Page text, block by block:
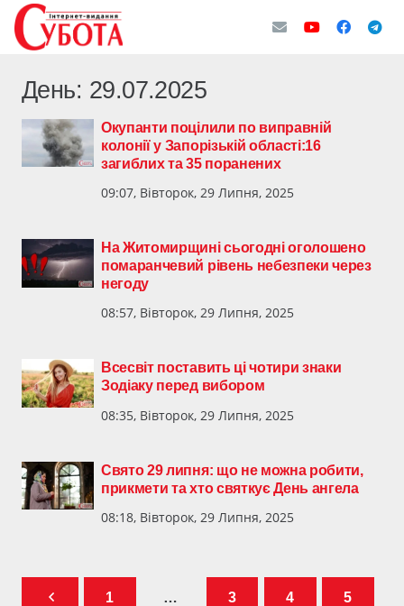
День: 29.07.2025
Окупанти поцілили по виправній
колонії у Запорізькій області:16
загиблих та 35 поранених
09:07, Вівторок, 29 Липня, 2025
На Житомирщині сьогодні оголошено
помаранчевий рівень небезпеки через
негоду
08:57, Вівторок, 29 Липня, 2025
Всесвіт поставить ці чотири знаки
Зодіаку перед вибором
08:35, Вівторок, 29 Липня, 2025
Свято 29 липня: що не можна робити,
прикмети та хто святкує День ангела
08:18, Вівторок, 29 Липня, 2025
1 … 3 4 5